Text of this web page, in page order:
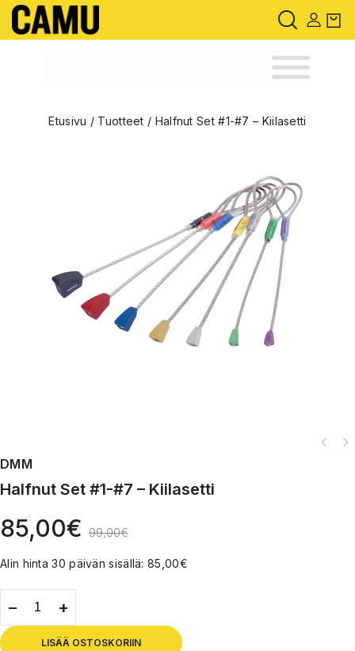
Etusivu / Tuotteet / Halfnut Set #1-#7 – Kiilasetti
DMM
Halfnut Set #1-#7 – Kiilasetti
85,00€ 99,00€
Alin hinta 30 päivän sisällä:85,00€
LISÄÄ OSTOSKORIIN